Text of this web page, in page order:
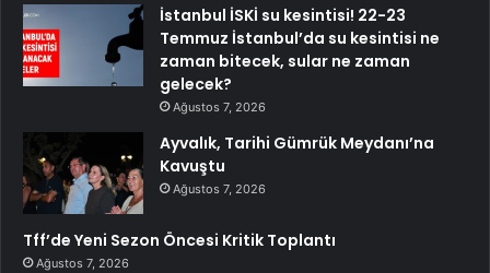
İstanbul İSKİ su kesintisi! 22-23
Temmuz İstanbul’da su kesintisi ne
zaman bitecek, sular ne zaman
gelecek?
Ağustos 7, 2026
Ayvalık, Tarihi Gümrük Meydanı’na
Kavuştu
Ağustos 7, 2026
Tff’de Yeni Sezon Öncesi Kritik Toplantı
Ağustos 7, 2026